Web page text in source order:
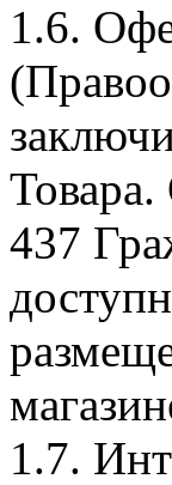
1.6.
Товара.
437
1.7.